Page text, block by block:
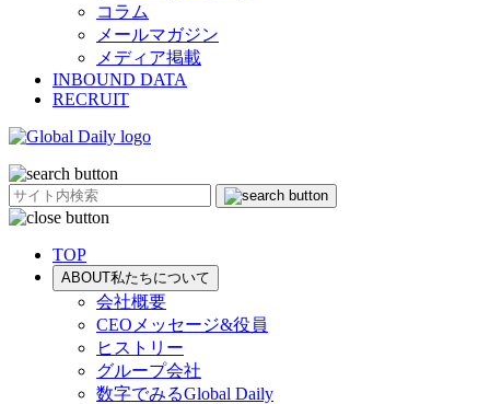
コラム
メールマガジン
メディア掲載
INBOUND DATA
RECRUIT
TOP
ABOUT私たちについて
会社概要
CEOメッセージ&役員
ヒストリー
グループ会社
数字でみるGlobal Daily